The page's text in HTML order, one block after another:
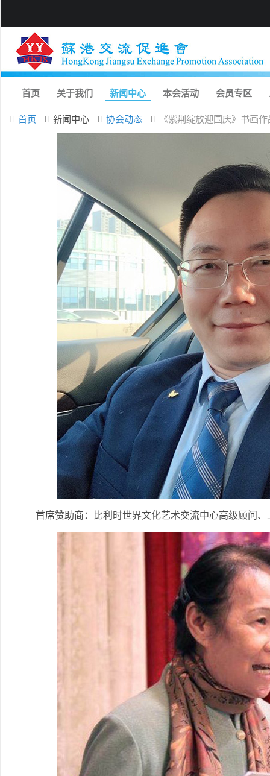
首页 关于我们 新闻中心 本会活动 会员专区
首页 新闻中心 协会动态 《紫荆绽放迎国庆》书画
首席赞助商：比利时世界文化艺术交流中心高级顾问